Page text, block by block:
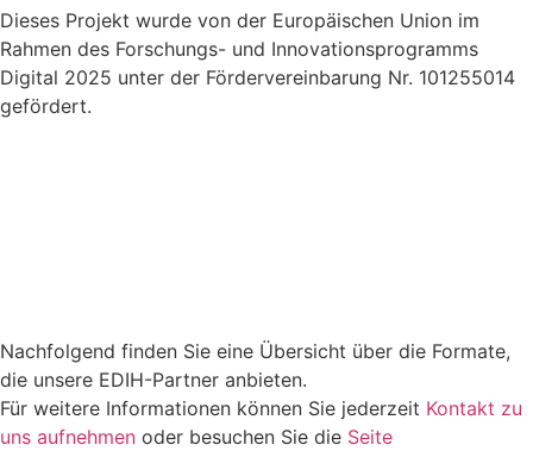
Dieses Projekt wurde von der Europäischen Union im
Rahmen des Forschungs- und Innovationsprogramms
Digital 2025 unter der Fördervereinbarung Nr. 101255014
gefördert.
Nachfolgend finden Sie eine Übersicht über die Formate,
die unsere EDIH-Partner anbieten.
Für weitere Informationen können Sie jederzeit Kontakt zu
uns aufnehmen oder besuchen Sie die Seite